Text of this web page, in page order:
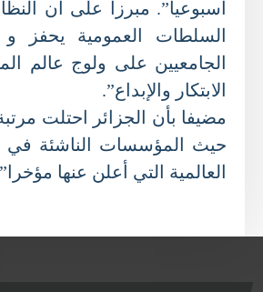
أسبوعيا”. مبرزا على أن
السلطات العمومية يحفز و
الجامعيين على ولوج عالم
الابتكار والإبداع”.
مضيفا بأن الجزائر احتلت
حيث المؤسسات الناشئة في
العالمية التي أعلن عنها مؤخرا”.